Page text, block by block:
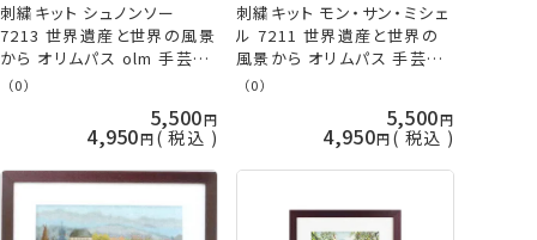
刺繍キット シュノンソー
7213 世界遺産と世界の風景
から オリムパス olm 手芸の
山久
（0）
5,500
4,950 税込
刺繍キット モン・サン・ミシェ
ル 7211 世界遺産と世界の
風景から オリムパス 手芸の
山久
（0）
5,500
4,950 税込